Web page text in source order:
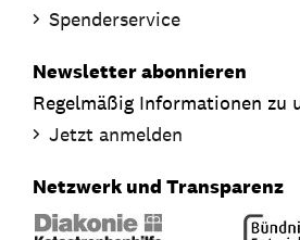
Spenderservice
Newsletter abonnieren
Regelmäßig Informationen zu
Jetzt anmelden
Netzwerk und Transparenz